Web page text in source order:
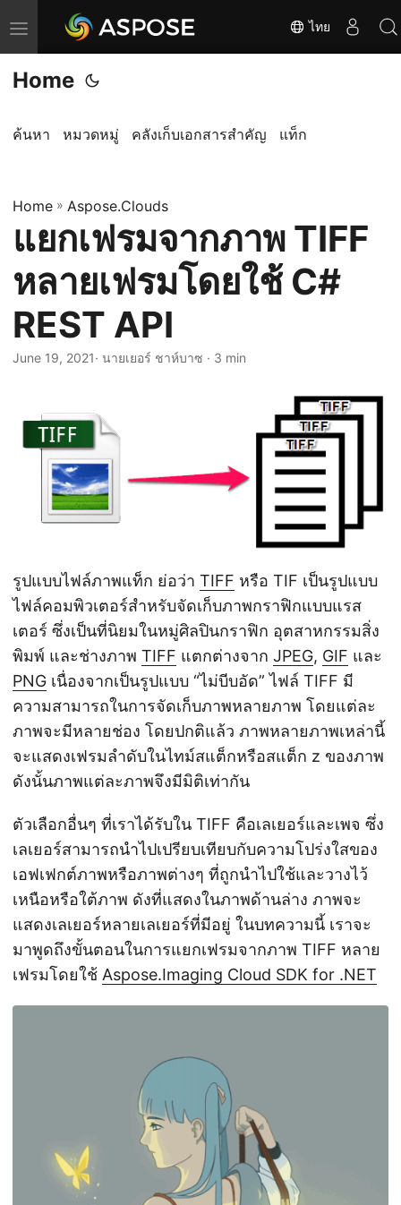
T
o
g
l
a
v
i
g
t
i
ไทย
Home
ค้นหา หมวดหมู่ คลังเก็บเอกสารสำคัญ แท็ก
Home » Aspose.Clouds
แยกเฟรมจากภาพ TIFF
หลายเฟรมโดยใช้ C#
REST API
June 19, 2021· นายเยอร์ ชาห์บาซ · 3 min
รูปแบบไฟล์ภาพแท็ก ย่อว่า TIFF หรือ TIF เป็นรูปแบบ
ไฟล์คอมพิวเตอร์สำหรับจัดเก็บภาพกราฟิกแบบแรส
เตอร์ ซึ่งเป็นที่นิยมในหมู่ศิลปินกราฟิก อุตสาหกรรมสิ่ง
พิมพ์ และช่างภาพ TIFF แตกต่างจาก JPEG, GIF และ
PNG เนื่องจากเป็นรูปแบบ “ไม่บีบอัด” ไฟล์ TIFF มี
ความสามารถในการจัดเก็บภาพหลายภาพ โดยแต่ละ
ภาพจะมีหลายช่อง โดยปกติแล้ว ภาพหลายภาพเหล่านี้
จะแสดงเฟรมลำดับในไทม์สแต็กหรือสแต็ก z ของภาพ
ดังนั้นภาพแต่ละภาพจึงมีมิติเท่ากัน
ตัวเลือกอื่นๆ ที่เราได้รับใน TIFF คือเลเยอร์และเพจ ซึ่ง
เลเยอร์สามารถนำไปเปรียบเทียบกับความโปร่งใสของ
เอฟเฟกต์ภาพหรือภาพต่างๆ ที่ถูกนำไปใช้และวางไว้
เหนือหรือใต้ภาพ ดังที่แสดงในภาพด้านล่าง ภาพจะ
แสดงเลเยอร์หลายเลเยอร์ที่มีอยู่ ในบทความนี้ เราจะ
มาพูดถึงขั้นตอนในการแยกเฟรมจากภาพ TIFF หลาย
เฟรมโดยใช้ Aspose.Imaging Cloud SDK for .NET